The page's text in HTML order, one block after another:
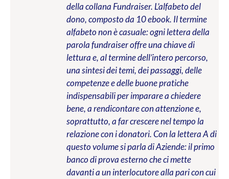
della collana Fundraiser. L’alfabeto del
dono, composto da 10 ebook. Il termine
alfabeto non è casuale: ogni lettera della
parola fundraiser offre una chiave di
lettura e, al termine dell’intero percorso,
una sintesi dei temi, dei passaggi, delle
competenze e delle buone pratiche
indispensabili per imparare a chiedere
bene, a rendicontare con attenzione e,
soprattutto, a far crescere nel tempo la
relazione con i donatori. Con la lettera A di
questo volume si parla di Aziende: il primo
banco di prova esterno che ci mette
davanti a un interlocutore alla pari con cui